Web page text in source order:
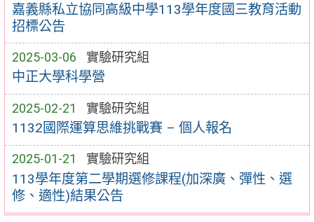
嘉義縣私立協同高級中學113學年度國三教育活動
招標公告
2025-03-06 實驗研究組
中正大學科學營
2025-02-21 實驗研究組
1132國際運算思維挑戰賽 – 個人報名
2025-01-21 實驗研究組
113學年度第二學期選修課程(加深廣、彈性、選
修、適性)結果公告